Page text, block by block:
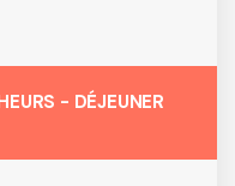
- DÉJEUNER